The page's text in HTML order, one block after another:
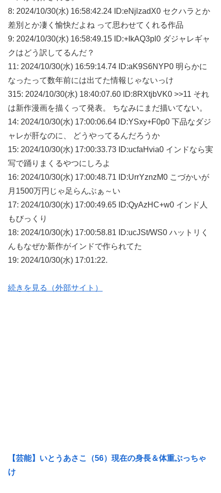
8: 2024/10/30(水) 16:58:42.24 ID:eNjlzadX0 セクハラとか
差別とか凄く愉快だよね って思わせてくれる作品
9: 2024/10/30(水) 16:58:49.15 ID:+IkAQ3pl0 ダジャレギャ
クはどう訳してるんだ？
11: 2024/10/30(水) 16:59:14.74 ID:aK9S6NYP0 明らかに
なったって数年前には出てた情報じゃないっけ
315: 2024/10/30(水) 18:40:07.60 ID:8RXtjbVK0 >>11 それ
は新作漫画を描くって発表。 ちなみにまだ描いてない。
14: 2024/10/30(水) 17:00:06.64 ID:YSxy+F0p0 下品なダジ
ャレが肝なのに、 どうやってるんだろうか
15: 2024/10/30(水) 17:00:33.73 ID:ucfaHvia0 インドなら実
写で踊りまくるやつにしろよ
16: 2024/10/30(水) 17:00:48.71 ID:UrrYznzM0 こづかいが
月1500万円じゃ足らんぶぁ～い
17: 2024/10/30(水) 17:00:49.65 ID:QyAzHC+w0 インド人
もびっくり
18: 2024/10/30(水) 17:00:58.81 ID:ucJSt/WS0 ハットリく
んもなぜか新作がインドで作られてた
19: 2024/10/30(水) 17:01:22.
続きを見る（外部サイト）
【芸能】いとうあさこ（56）現在の身長＆体重ぶっちゃ
け